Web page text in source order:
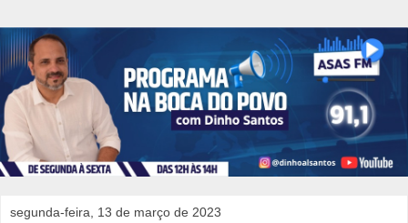
segunda-feira, 13 de março de 2023